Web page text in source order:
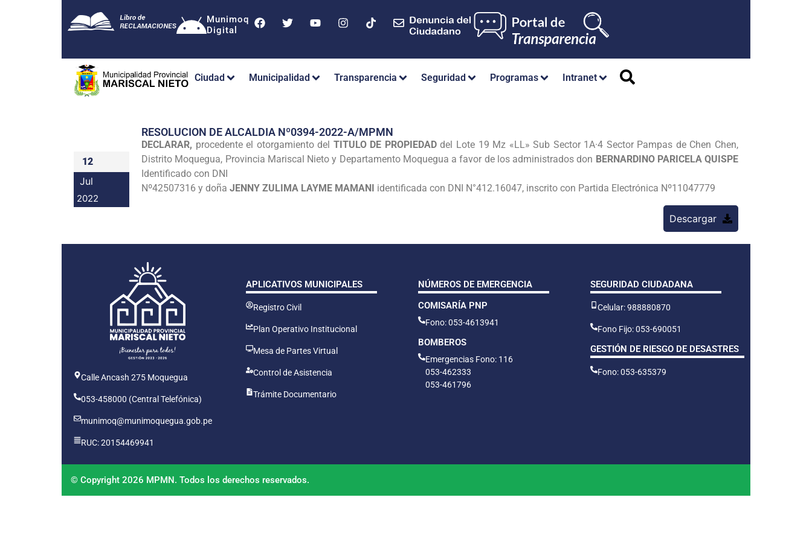
Munimoq
Digital
Ciudad Municipalidad Transparencia Seguridad Programas Intranet
12
Jul
2022
RESOLUCION DE ALCALDIA Nº0394-2022-A/MPMN
DECLARAR, procedente el otorgamiento del TITULO DE PROPIEDADdel Lote 19 Mz «LL» Sub Sector 1A·4 Sector Pampas de Chen Chen,
Distrito Moquegua, Provincia Mariscal Nieto y Departamento Moquegua a favor de los administrados don BERNARDINO PARICELA QUISPE
Identificado con DNI
Nº42507316 y doña JENNY ZULIMA LAYME MAMANI identificada con DNI N°412.16047, inscrito con Partida Electrónica Nº11047779
Descargar
Calle Ancash 275 Moquegua
053-458000 (Central Telefónica)
munimoq@munimoquegua.gob.pe
RUC: 20154469941
APLICATIVOS MUNICIPALES
Registro Civil
Plan Operativo Institucional
Mesa de Partes Virtual
Control de Asistencia
Trámite Documentario
NÚMEROS DE EMERGENCIA
COMISARÍA PNP
Fono: 053-4613941
BOMBEROS
Emergencias Fono: 116
053-462333
053-461796
SEGURIDAD CIUDADANA
Celular: 988880870
Fono Fijo: 053-690051
GESTIÓN DE RIESGO DE DESASTRES
Fono: 053-635379
© Copyright 2026 MPMN. Todos los derechos reservados.